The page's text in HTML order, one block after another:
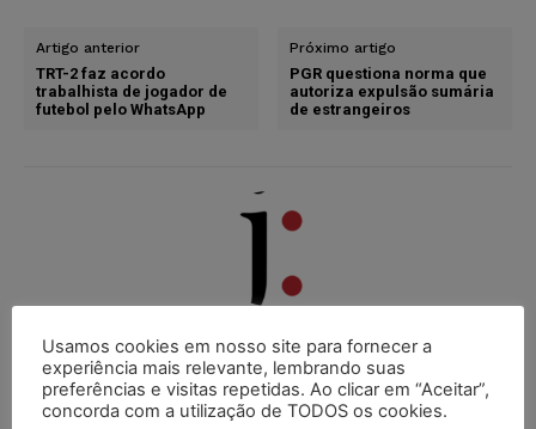
Artigo anterior
TRT-2 faz acordo
trabalhista de jogador de
futebol pelo WhatsApp
Próximo artigo
PGR questiona norma que
autoriza expulsão sumária
de estrangeiros
Juristas
http://juristas.com.br
O Portal Juristas nasceu com o objetivo de integrar
Usamos cookies em nosso site para fornecer a
experiência mais relevante, lembrando suas
preferências e visitas repetidas. Ao clicar em “Aceitar”,
concorda com a utilização de TODOS os cookies.